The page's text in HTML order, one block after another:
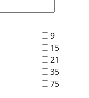
9
15
21
35
75